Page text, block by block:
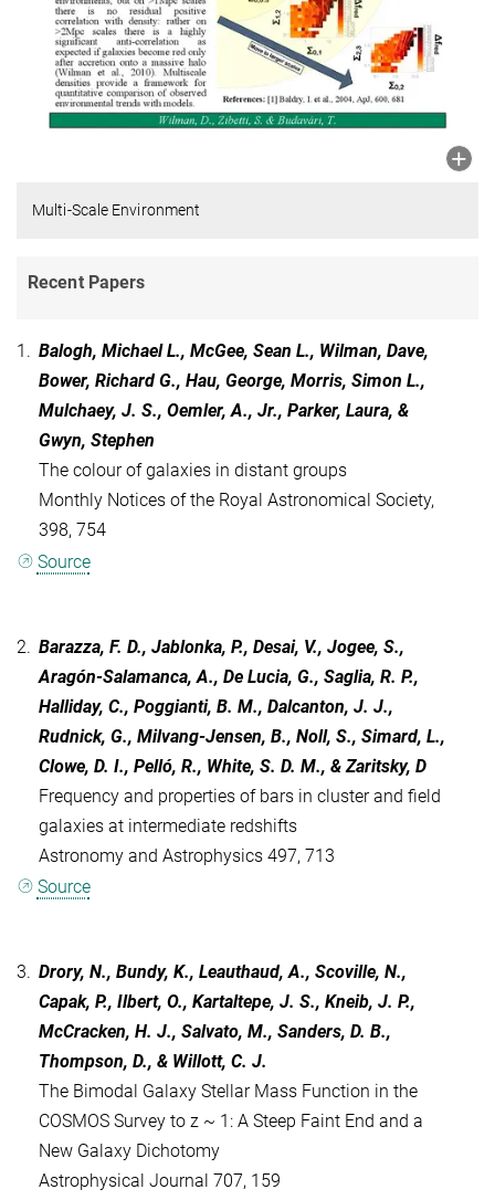
Multi-Scale Environment
Recent Papers
1. Balogh, Michael L., McGee, Sean L., Wilman, Dave,
Bower, Richard G., Hau, George, Morris, Simon L.,
Mulchaey, J. S., Oemler, A., Jr., Parker, Laura, &
Gwyn, Stephen
The colour of galaxies in distant groups
Monthly Notices of the Royal Astronomical Society,
398, 754
Source
2. Barazza, F. D., Jablonka, P., Desai, V., Jogee, S.,
Aragón-Salamanca, A., De Lucia, G., Saglia, R. P.,
Halliday, C., Poggianti, B. M., Dalcanton, J. J.,
Rudnick, G., Milvang-Jensen, B., Noll, S., Simard, L.,
Clowe, D. I., Pelló, R., White, S. D. M., & Zaritsky, D
Frequency and properties of bars in cluster and field
galaxies at intermediate redshifts
Astronomy and Astrophysics 497, 713
Source
3. Drory, N., Bundy, K., Leauthaud, A., Scoville, N.,
Capak, P., Ilbert, O., Kartaltepe, J. S., Kneib, J. P.,
McCracken, H. J., Salvato, M., Sanders, D. B.,
Thompson, D., & Willott, C. J.
The Bimodal Galaxy Stellar Mass Function in the
COSMOS Survey to z ~ 1: A Steep Faint End and a
New Galaxy Dichotomy
Astrophysical Journal 707, 159